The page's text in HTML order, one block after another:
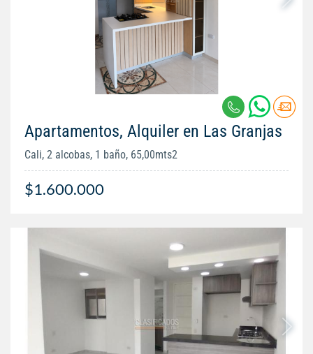
Apartamentos, Alquiler en Las Granjas
Cali, 2 alcobas, 1 baño, 65,00mts2
$1.600.000